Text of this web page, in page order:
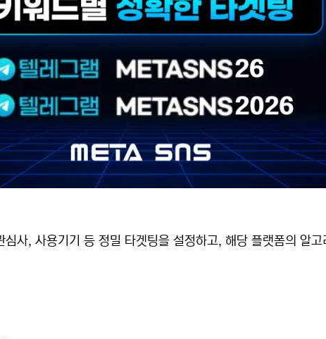
사, 사용기기 등 정밀 타겟팅을 설정하고, 해당 플랫폼의 알고